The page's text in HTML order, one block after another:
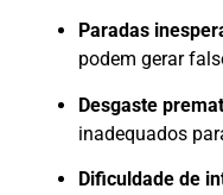
Paradas
podem gerar
Desgaste
inadequados
Dificuldade de